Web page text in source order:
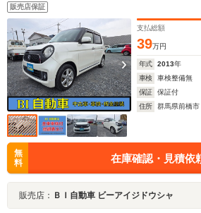
販売店保証
支払総額
39万円
年式 2013年
車検
車検整備無
保証
保証付
住所
群馬県前橋市
無
料
在庫確認・見積依
販売店： ＢＩ自動車 ビーアイジドウシャ